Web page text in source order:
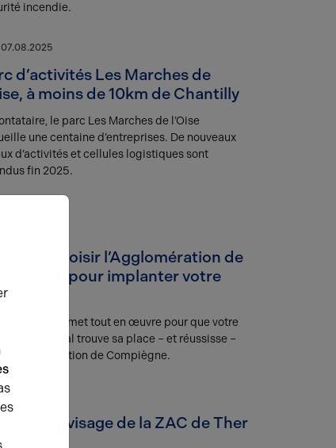
incendie.
07.08.2025
d’activités Les Marches de
à moins de 10km de Chantilly
le parc Les Marches de l’Oise
une centaine d’entreprises. De nouveaux
d’activités et cellules logistiques sont
fin 2025.
choisir l’Agglomération de
pour implanter votre
?
Loyd Oise met tout en œuvre pour que votre
commercial trouve sa place – et réussisse –
l’agglomération de Compiègne.
03.06.2025
nouveau visage de la ZAC de Ther